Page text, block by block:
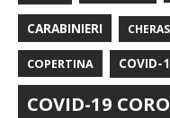
CARABINIERI
COPERTINA COVID-
COVID-19